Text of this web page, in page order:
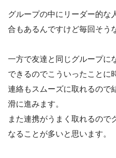
グループの中にリーダー的な
合もあるんですけど毎回そう
一方で友達と同じグループに
できるのでこういったことに
連絡もスムーズに取れるので
滑に進みます。
また連携がうまく取れるので
なることが多いと思います。